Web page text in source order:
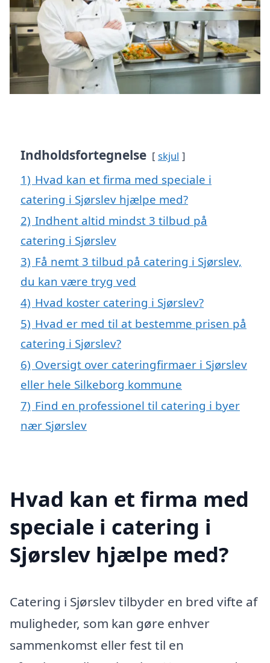
Indholdsfortegnelse skjul
1) Hvad kan et firma med speciale i
catering i Sjørslev hjælpe med?
2) Indhent altid mindst 3 tilbud på
catering i Sjørslev
3) Få nemt 3 tilbud på catering i Sjørslev,
du kan være tryg ved
4) Hvad koster catering i Sjørslev?
5) Hvad er med til at bestemme prisen på
catering i Sjørslev?
6) Oversigt over cateringfirmaer i Sjørslev
eller hele Silkeborg kommune
7) Find en professionel til catering i byer
nær Sjørslev
Hvad kan et firma med
speciale i catering i
Sjørslev hjælpe med?
Catering i Sjørslev tilbyder en bred vifte af
muligheder, som kan gøre enhver
sammenkomst eller fest til en